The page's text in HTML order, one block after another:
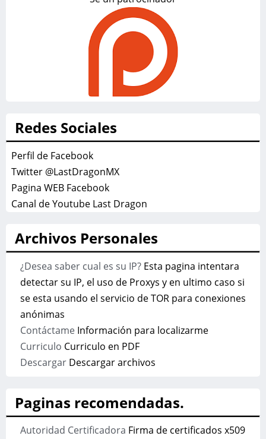
Redes Sociales
Perfil de Facebook
Twitter @LastDragonMX
Pagina WEB Facebook
Canal de Youtube Last Dragon
Archivos Personales
¿Desea saber cual es su IP?Esta pagina intentara
detectar su IP, el uso de Proxys y en ultimo caso si
se esta usando el servicio de TOR para conexiones
anónimas
ContáctameInformación para localizarme
Curriculo Curriculo en PDF
DescargarDescargar archivos
Paginas recomendadas.
Autoridad Certificadora Firma de certificados x509